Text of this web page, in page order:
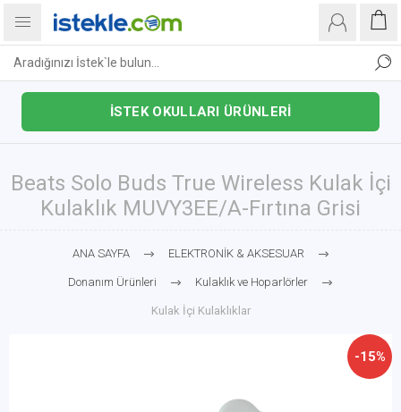
İSTEK OKULLARI ÜRÜNLERİ
Beats Solo Buds True Wireless Kulak İçi
Kulaklık MUVY3EE/A-Fırtına Grisi
ANA SAYFA ELEKTRONİK & AKSESUAR
Donanım Ürünleri Kulaklık ve Hoparlörler
Kulak İçi Kulaklıklar
-15%